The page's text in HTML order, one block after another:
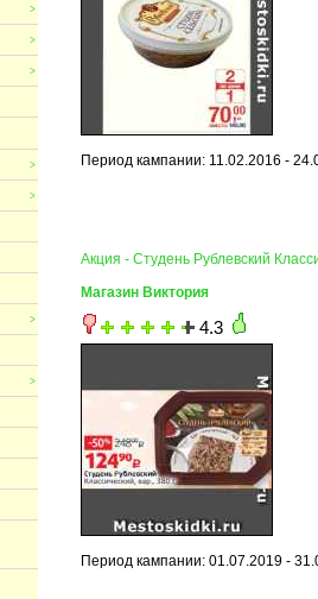
>
>
>
>
>
>
>
Период кампании: 11.02.2016 -
Акция - Студень Рублевский
Магазин Виктория
4.3
Период кампании: 01.07.2019 -